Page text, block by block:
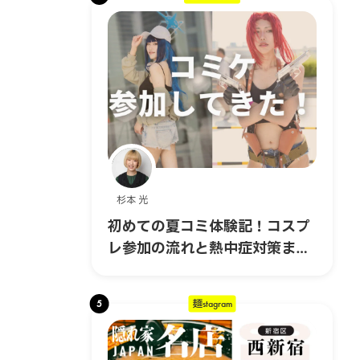
杉本 光
初めての夏コミ体験記！コスプ
レ参加の流れと熱中症対策まと
5 麺stagram